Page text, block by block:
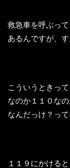
救急車を呼ぶっ
あるんですが、
こういうときっ
なのか１１０な
なんだっけ？っ
１１９にかける